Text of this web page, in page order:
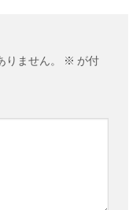
ません。 ※ が付